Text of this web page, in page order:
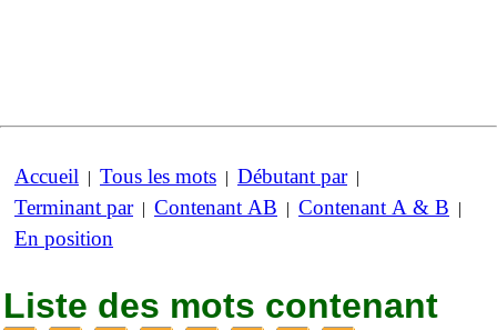
Accueil | Tous les mots | Débutant par|
Terminant par| Contenant AB | Contenant A & B |
En position
Liste des mots contenant